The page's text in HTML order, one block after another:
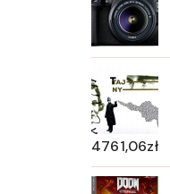
4761,06zł